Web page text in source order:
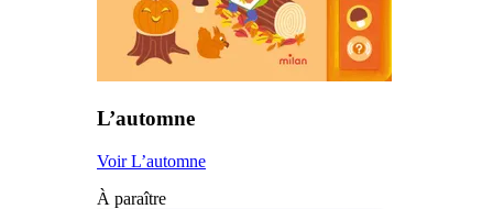
L’automne
Voir L’automne
À paraître